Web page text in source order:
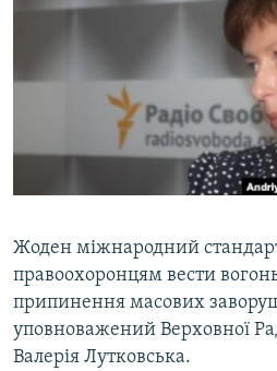
ВІДЕОУРОКИ «ELIFBE»
СВІДЧЕННЯ ОКУПАЦІЇ
УКРАЇНСЬКА ПРОБЛЕМА КРИМУ
ЯК ОБІЙТИ БЛОКУВАННЯ
Усі сайти RFE/RL
Жоден міжнародний
правоохоронцям вести
припинення масових
уповноважений Верховної
Валерія Лутковська.